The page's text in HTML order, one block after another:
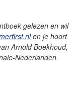
gelezen en wil
en je hoort
Arnold Boekhoud,
Nederlanden.